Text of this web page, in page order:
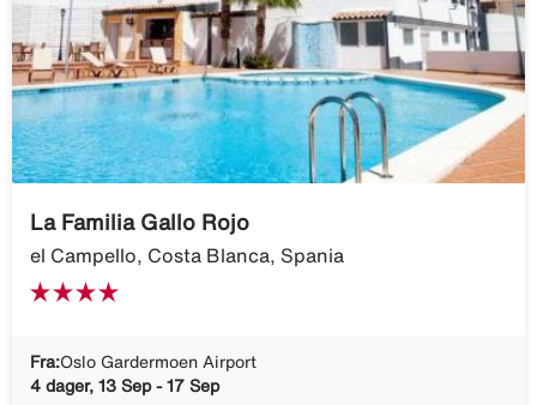
La Familia Gallo Rojo
el Campello, Costa Blanca, Spania
Fra:Oslo Gardermoen Airport
4 dager, 13 Sep - 17 Sep